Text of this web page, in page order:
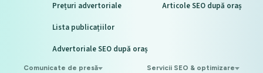
Prețuri advertoriale
Lista publicațiilor
Advertoriale SEO după oraș
Articole SEO după oraș
Comunicate de presă Servicii SEO & optimizare